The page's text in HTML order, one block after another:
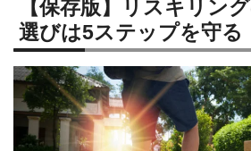
【保存版】リスキリン
選びは5ステップを守る